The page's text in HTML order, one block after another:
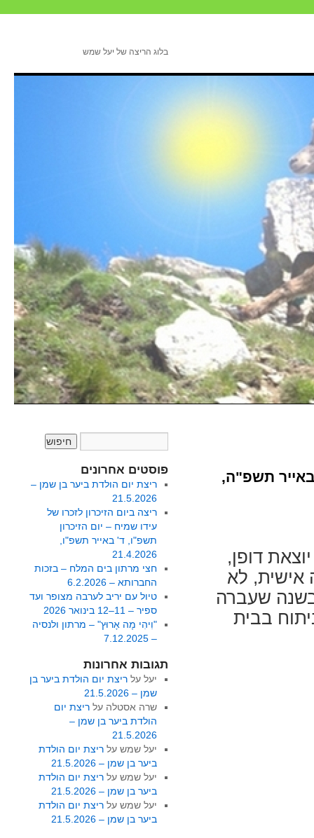
בלוג הריצה של יעל שמש
תשפ"ה,
דופן,
אישית, לא
בשנה שעברה
בבית
פוסטים אחרונים
ריצת יום הולדת ביער בן שמן –
21.5.2026
ריצה ביום הזיכרון לזכרו של
עידו שמיח – יום הזיכרון
תשפ"ו, ד' באייר תשפ"ו,
21.4.2026
חצי מרתון בים המלח – בזכות
החברותא – 6.2.2026
טיול עם יריב לערבה מצופר ועד
ספיר – 11–12 בינואר 2026
"וִיהִי מָה אָרוּץ" – מרתון ולנסיה
– 7.12.2025
תגובות אחרונות
יעלעל ריצת יום הולדת ביער בן
שמן – 21.5.2026
שרה אסטלה על ריצת יום
הולדת ביער בן שמן –
21.5.2026
יעל שמשעל ריצת יום הולדת
ביער בן שמן – 21.5.2026
יעל שמשעל ריצת יום הולדת
ביער בן שמן – 21.5.2026
יעל שמשעל ריצת יום הולדת
ביער בן שמן – 21.5.2026